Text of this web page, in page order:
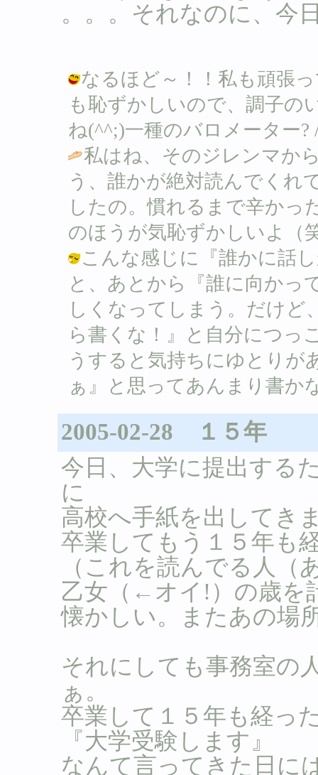
。。。それなのに、今
なるほど～！！私も頑張
も恥ずかしいので、調子の
ね(^^;)一種のバロメーター?
私はね、そのジレンマか
う、誰かが絶対読んでくれ
したの。慣れるまで辛かっ
のほうが気恥ずかしいよ（
こんな感じに『誰かに話
と、あとから『誰に向かっ
しくなってしまう。だけど
ら書くな！』と自分につっ
うすると気持ちにゆとりが
ぁ』と思ってあんまり書か
2005-02-28 １５年
今日、大学に提出する
に
高校へ手紙を出してき
卒業してもう１５年も
（これを読んでる人（
乙女（←オイ!）の歳を
懐かしい。またあの場
それにしても事務室の
ぁ。
卒業して１５年も経っ
『大学受験します』
なんて言ってきた日に